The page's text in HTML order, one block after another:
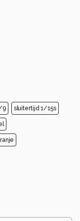
9 sluitertijd 1/15s